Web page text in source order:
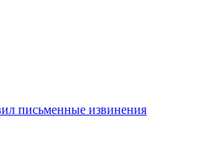
письменные извинения